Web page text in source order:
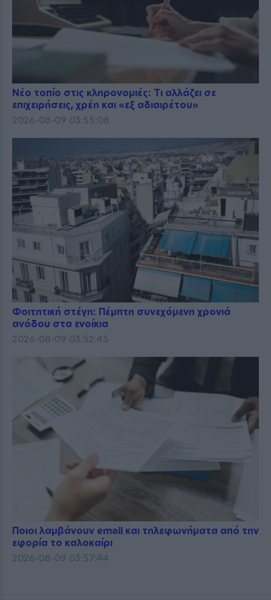
Νέο τοπίο στις κληρονομιές: Τι αλλάζει σε
επιχειρήσεις, χρέη και «εξ αδιαιρέτου»
2026-08-09 03:55:08
Φοιτητική στέγη: Πέμπτη συνεχόμενη χρονιά
ανόδου στα ενοίκια
2026-08-09 03:52:45
Ποιοι λαμβάνουν email και τηλεφωνήματα από την
εφορία το καλοκαίρι
2026-08-09 03:57:44